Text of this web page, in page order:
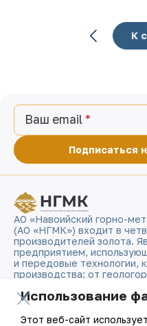
К
Ваш email
Подписаться
АО «Навоийский горно-
(АО «НГМК») входит в
производителей золота.
предприятием,
и передовые технологии,
производства: от
со знаком пробы «999,9»
Узбекистана на мировых
Использование
Этот веб-сайт